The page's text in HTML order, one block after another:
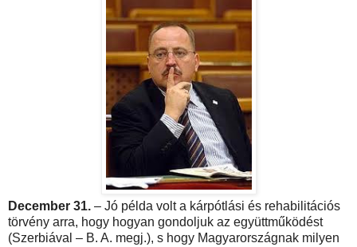
December 31. – Jó példa volt a kárpótlási és rehabilitációs
törvény arra, hogy hogyan gondoljuk az együttműködést
(Szerbiával – B. A. megj.), s hogy Magyarországnak milyen